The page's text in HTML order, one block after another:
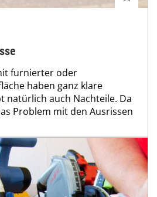
furnierter oder
haben ganz klare
natürlich auch Nachteile. Da
Problem mit den Ausrissen